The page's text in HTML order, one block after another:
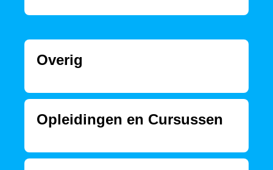
Overig
Opleidingen en Cursussen